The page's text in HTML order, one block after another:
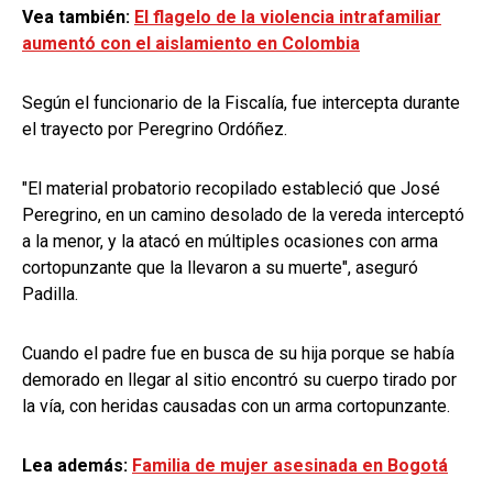
Vea también: El flagelo de la violencia intrafamiliar
aumentó con el aislamiento en Colombia
Según el funcionario de la Fiscalía, fue intercepta durante
el trayecto por Peregrino Ordóñez.
"El material probatorio recopilado estableció que José
Peregrino, en un camino desolado de la vereda interceptó
a la menor, y la atacó en múltiples ocasiones con arma
cortopunzante que la llevaron a su muerte", aseguró
Padilla.
Cuando el padre fue en busca de su hija porque se había
demorado en llegar al sitio encontró su cuerpo tirado por
la vía, con heridas causadas con un arma cortopunzante.
Lea además: Familia de mujer asesinada en Bogotá